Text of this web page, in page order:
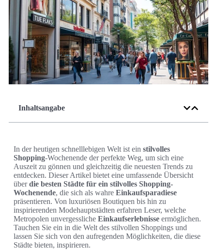
Inhaltsangabe
In der heutigen schnelllebigen Welt ist ein stilvolles
Shopping-Wochenende der perfekte Weg, um sich eine
Auszeit zu gönnen und gleichzeitig die neuesten Trends zu
entdecken. Dieser Artikel bietet eine umfassende Übersicht
überdie besten Städte für ein stilvolles Shopping-
Wochenende, die sich als wahre Einkaufsparadiese
präsentieren. Von luxuriösen Boutiquen bis hin zu
inspirierenden Modehauptstädten erfahren Leser, welche
Metropolen unvergessliche Einkaufserlebnisse ermöglichen.
Tauchen Sie ein in die Welt des stilvollen Shoppings und
lassen Sie sich von den aufregenden Möglichkeiten, die diese
Städte bieten, inspirieren.